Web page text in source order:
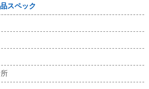
スペック